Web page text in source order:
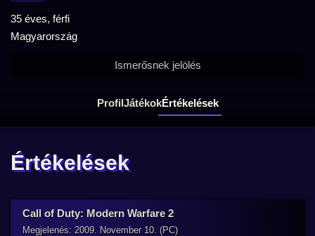
35 éves, férfi
Magyarország
ProfilJátékokÉrtékelések
Ismerősnek jelölés
Értékelések
Call of Duty: Modern Warfare 2
Megjelenés: 2009. November 10. (PC)